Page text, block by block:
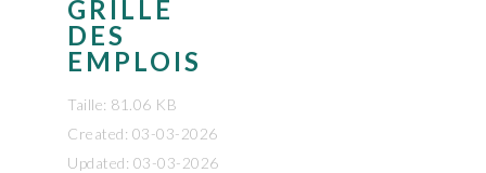
GRILLE
DES
EMPLOIS
Taille: 81.06 KB
Created: 03-03-2026
Updated: 03-03-2026